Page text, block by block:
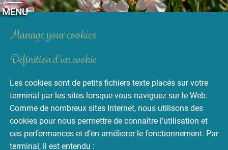
MENU
Manage your cookies
Définition d’un cookie
Les cookies sont de petits fichiers texte placés sur votre
terminal par les sites lorsque vous naviguez sur le Web.
Comme de nombreux sites Internet, nous utilisons des
cookies pour nous permettre de connaître l’utilisation et
ces performances et d’en améliorer le fonctionnement. Par
terminal, il est entendu :